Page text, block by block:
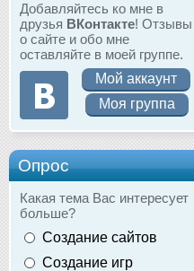
Добавляйтесь ко мне в
друзья ВКонтакте! Отзывы
о сайте и обо мне
оставляйте в моей группе.
Мой аккаунт
Моя группа
Опрос
Какая тема Вас интересует
больше?
Создание сайтов
Создание игр